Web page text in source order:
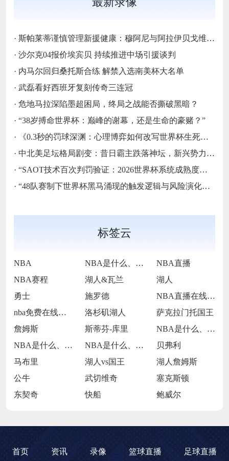
· 斯帕莱蒂谨慎管理新援健康：穆阿尼与阿拉伊贝戈维奇缺席尤文热身赛的战略考量‌
· 沙尔克04报价埃宾贝 持续推进中场引援谈判
· 内马尔回归桑托斯合练 解禁入选南美杯大名单
· 武磊看好西班牙复刻传奇三连冠
· 危地马拉深陷墨超困局，终局之战能否撕破黑暗？
· “38岁搏命世界杯：巅峰的谢幕，还是生命的豪赌？”
·
《0.3秒的罚球深渊：心理博弈如何改写世界杯生死簿》
· 中北美足坛格局剧变：昔日霸主跌落神坛，新兴势力强势崛起
· “SAOT技术百次判罚验证：2026世界杯系统成熟度的关键节点与演进路径”
· “48队赛制下世界杯黑马涌现的触发逻辑与风险演化路径”
标签云
NBA NBA是什么、NBA直播、NBA在哪里直
NBA直播
NBA赛程
湖人&瓦兰
湖人
勇士
施罗德
NBA直播在线观看
nba免费在线高清直播
洛杉矶湖人
萨克拉门托国王
詹姆斯
斯蒂芬-库里
NBA是什么、NBA直播、NBA在哪里直
NBA是什么、NBA直播、NBA在哪里直
NBA是什么、NBA直播、湖人VS灰熊
贝弗利
马布里
湖人vs国王
湖人詹姆斯
公牛
武切维奇
塞克斯顿
东契奇
快船 鲍威尔
首页 资讯 录像 篮球直播 足球直播